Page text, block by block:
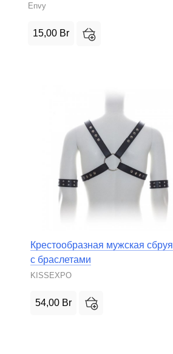
Envy
15,00 Br
Крестообразная мужская сбруя
с браслетами
KISSEXPO
54,00 Br